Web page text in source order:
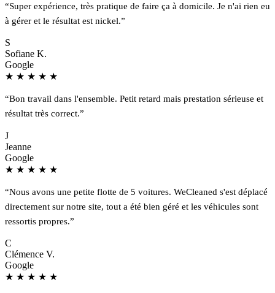
“Super expérience, très pratique de faire ça à domicile. Je n'ai rien eu
à gérer et le résultat est nickel.”
S
Sofiane K.
Google
★ ★ ★ ★ ★
“Bon travail dans l'ensemble. Petit retard mais prestation sérieuse et
résultat très correct.”
J
Jeanne
Google
★ ★ ★ ★ ★
“Nous avons une petite flotte de 5 voitures. WeCleaned s'est déplacé
directement sur notre site, tout a été bien géré et les véhicules sont
ressortis propres.”
C
Clémence V.
Google
★ ★ ★ ★ ★